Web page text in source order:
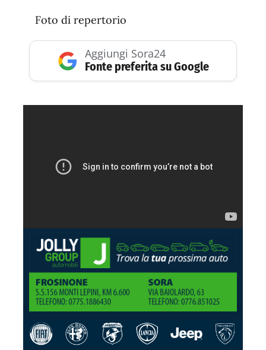
Foto di repertorio
Aggiungi Sora24
Fonte preferita su Google